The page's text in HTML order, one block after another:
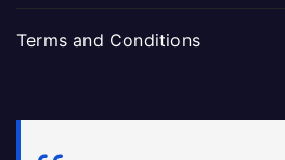
Terms and Conditions